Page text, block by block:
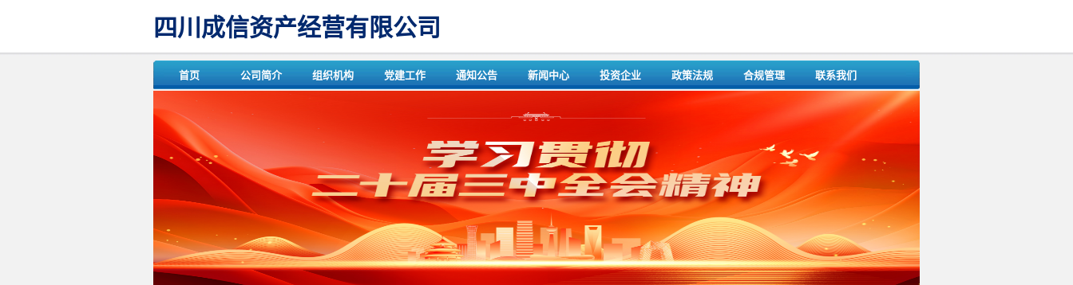
四川成信资产经营有限公司
首页 公司简介 组织机构 党建工作 通知公告 新闻中心 投资企业 政策法规 合规管理 联系我们